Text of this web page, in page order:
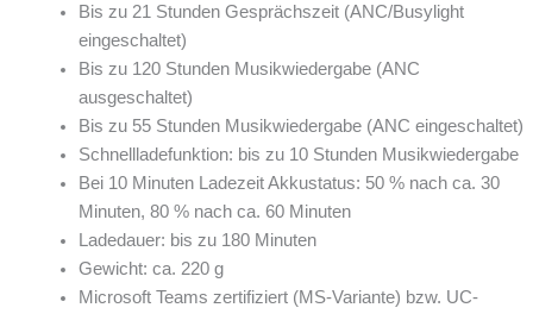
Bis zu 21 Stunden Gesprächszeit (ANC/Busylight
eingeschaltet)
Bis zu 120 Stunden Musikwiedergabe (ANC
ausgeschaltet)
Bis zu 55 Stunden Musikwiedergabe (ANC eingeschaltet)
Schnellladefunktion: bis zu 10 Stunden Musikwiedergabe
Bei 10 Minuten Ladezeit Akkustatus: 50 % nach ca. 30
Minuten, 80 % nach ca. 60 Minuten
Ladedauer: bis zu 180 Minuten
Gewicht: ca. 220 g
Microsoft Teams zertifiziert (MS-Variante) bzw. UC-